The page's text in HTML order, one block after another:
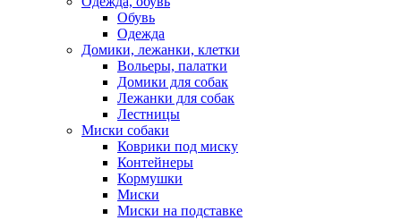
Обувь
Одежда
Домики, лежанки, клетки
Вольеры, палатки
Домики для собак
Лежанки для собак
Лестницы
Миски собаки
Коврики под миску
Контейнеры
Кормушки
Миски
Миски на подставке